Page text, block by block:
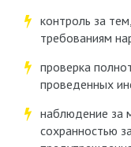
контроль за
требованиям
проверка
проведенных
наблюдение за
сохранностью